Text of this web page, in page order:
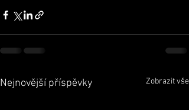
Nejnovější příspěvky Zobrazit vše